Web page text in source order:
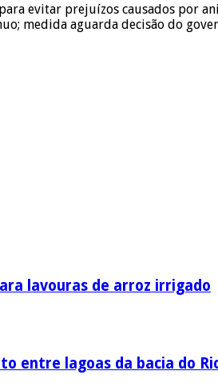
evitar prejuízos causados
medida aguarda decisão do
lavouras de arroz irrigado
entre lagoas da bacia do